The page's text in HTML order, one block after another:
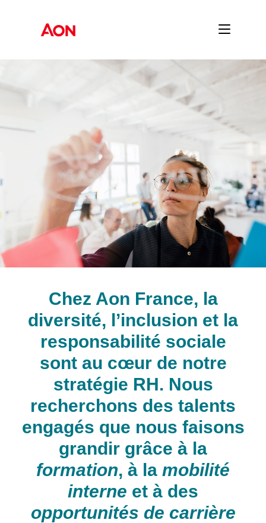
Chez Aon France, la
diversité, l’inclusion et la
responsabilité sociale
sont au cœur de notre
stratégie RH. Nous
recherchons des talents
engagés que nous faisons
grandir grâce à la
formation, à la mobilité
interne et à des
opportunités de carrière